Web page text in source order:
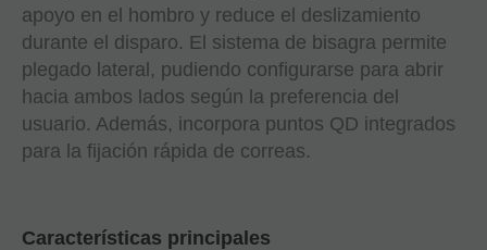
apoyo en el hombro y reduce el deslizamiento
durante el disparo. El sistema de bisagra permite
plegado lateral, pudiendo configurarse para abrir
hacia ambos lados según la preferencia del
usuario. Además, incorpora puntos QD integrados
para la fijación rápida de correas.
Características principales